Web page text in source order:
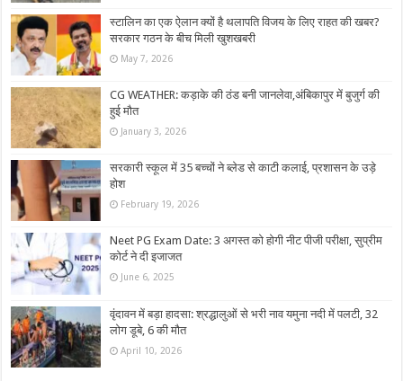
स्टालिन का एक ऐलान क्यों है थलापति विजय के लिए राहत की खबर?
सरकार गठन के बीच मिली खुशखबरी
May 7, 2026
CG WEATHER: कड़ाके की ठंड बनी जानलेवा,अंबिकापुर में बुजुर्ग की
हुई मौत
January 3, 2026
सरकारी स्कूल में 35 बच्चों ने ब्लेड से काटी कलाई, प्रशासन के उड़े
होश
February 19, 2026
Neet PG Exam Date: 3 अगस्त को होगी नीट पीजी परीक्षा, सुप्रीम
कोर्ट ने दी इजाजत
June 6, 2025
वृंदावन में बड़ा हादसा: श्रद्धालुओं से भरी नाव यमुना नदी में पलटी, 32
लोग डूबे, 6 की मौत
April 10, 2026